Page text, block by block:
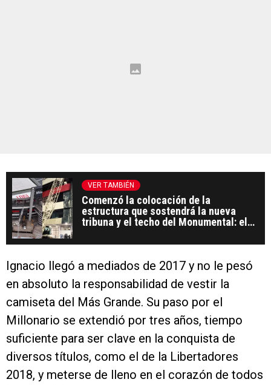
VER TAMBIÉN
Comenzó la colocación de la
estructura que sostendrá la nueva
tribuna y el techo del Monumental: el
Ignacio llegó a mediados de 2017 y no le pesó
en absoluto la responsabilidad de vestir la
camiseta del Más Grande. Su paso por el
Millonario se extendió por tres años, tiempo
suficiente para ser clave en la conquista de
diversos títulos, como el de la Libertadores
2018, y meterse de lleno en el corazón de todos